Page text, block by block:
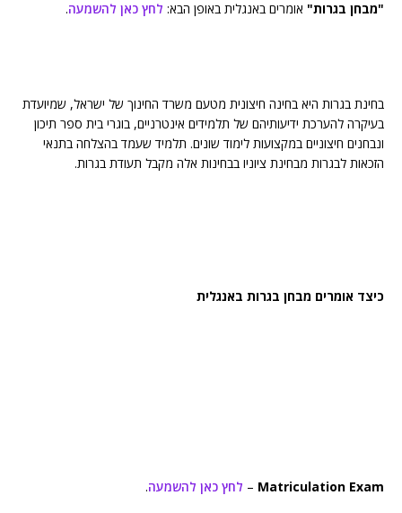
"מבחן בגרות" אומרים באנגלית באופן הבא: לחץ כאן להשמעה.
בחינת בגרות היא בחינה חיצונית מטעם משרד החינוך של ישראל, שמיועדת
בעיקרה להערכת ידיעותיהם של תלמידים אינטרניים, בוגרי בית ספר תיכון
ונבחנים חיצוניים במקצועות לימוד שונים. תלמיד שעמד בהצלחה בתנאי
הזכאות לבגרות מבחינת ציוניו בבחינות אלה מקבל תעודת בגרות.
כיצד אומרים מבחן בגרות באנגלית
Matriculation Exam
– לחץ כאן להשמעה.